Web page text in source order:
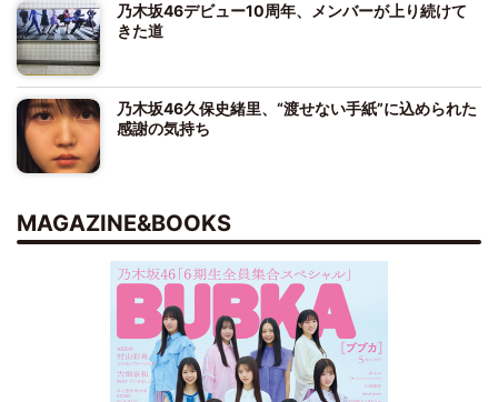
乃木坂46デビュー10周年、メンバーが上り続けて
きた道
乃木坂46久保史緒里、“渡せない手紙”に込められた
感謝の気持ち
MAGAZINE&BOOKS